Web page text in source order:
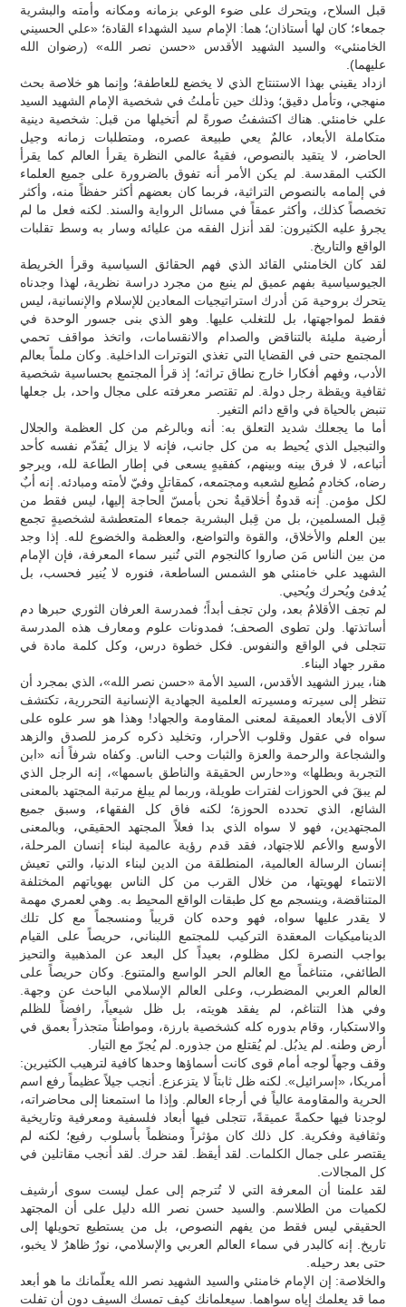
قبل السلاح، ويتحرك على ضوء الوعي بزمانه ومكانه وأمته والبشرية
جمعاء؛ كان لها أستاذان؛ هما: الإمام سيد الشهداء القادة؛ «علي الحسيني
الخامنئي» والسيد الشهيد الأقدس «حسن نصر الله» (رضوان الله
عليهما).
ازداد يقيني بهذا الاستنتاج الذي لا يخضع للعاطفة؛ وإنما هو خلاصة بحث
منهجي، وتأمل دقيق؛ وذلك حين تأملتُ في شخصية الإمام الشهيد السيد
علي خامنئي. هناك اكتشفتُ صورةً لم أتخيلها من قبل: شخصية دينية
متكاملة الأبعاد، عالمٌ يعي طبيعة عصره، ومتطلبات زمانه وجيل
الحاضر، لا يتقيد بالنصوص، فقيهٌ عالمي النظرة يقرأ العالم كما يقرأ
الكتب المقدسة. لم يكن الأمر أنه تفوق بالضرورة على جميع العلماء
في إلمامه بالنصوص التراثية، فربما كان بعضهم أكثر حفظاً منه، وأكثر
تخصصاً كذلك، وأكثر عمقاً في مسائل الرواية والسند. لكنه فعل ما لم
يجرؤ عليه الكثيرون: لقد أنزل الفقه من عليائه وسار به وسط تقلبات
الواقع والتاريخ.
لقد كان الخامنئي القائد الذي فهم الحقائق السياسية وقرأ الخريطة
الجيوسياسية بفهم عميق لم ينبع من مجرد دراسة نظرية، لهذا وجدناه
يتحرك بروحية مَن أدرك استراتيجيات المعادين للإسلام والإنسانية، ليس
فقط لمواجهتها، بل للتغلب عليها. وهو الذي بنى جسور الوحدة في
أرضية مليئة بالتناقض والصدام والانقسامات، واتخذ مواقف تحمي
المجتمع حتى في القضايا التي تغذي التوترات الداخلية. وكان ملماً بعالم
الأدب، وفهم أفكارا خارج نطاق تراثه؛ إذ قرأ المجتمع بحساسية شخصية
ثقافية ويقظة رجل دولة. لم تقتصر معرفته على مجال واحد، بل جعلها
تنبض بالحياة في واقع دائم التغير.
أما ما يجعلك شديد التعلق به: أنه وبالرغم من كل العظمة والجلال
والتبجيل الذي يُحيط به من كل جانب، فإنه لا يزال يُقدّم نفسه كأحد
أتباعه، لا فرق بينه وبينهم، كفقيهٍ يسعى في إطار الطاعة لله، ويرجو
رضاه، كخادمٍ مُطيع لشعبه ومجتمعه، كمقاتلٍ وفيّ لأمته ومبادئه. إنه أبٌ
لكل مؤمن. إنه قدوةٌ أخلاقيةٌ نحن بأمسّ الحاجة إليها، ليس فقط من
قِبل المسلمين، بل من قِبل البشرية جمعاء المتعطشة لشخصيةٍ تجمع
بين العلم والأخلاق، والقوة والتواضع، والعظمة والخضوع لله. إذا وجد
من بين الناس مَن صاروا كالنجوم التي تُنير سماء المعرفة، فإن الإمام
الشهيد علي خامنئي هو الشمس الساطعة، فنوره لا يُنير فحسب، بل
يُدفئ ويُحرك ويُحيي.
لم تجف الأقلامُ بعد، ولن تجف أبداً؛ فمدرسة العرفان الثوري حبرها دم
أساتذتها. ولن تطوى الصحف؛ فمدونات علوم ومعارف هذه المدرسة
تتجلى في الواقع والنفوس. فكل خطوة درس، وكل كلمة مادة في
مقرر جهاد البناء.
هنا، يبرز الشهيد الأقدس، السيد الأمة «حسن نصر الله»، الذي بمجرد أن
تنظر إلى سيرته ومسيرته العلمية الجهادية الإنسانية التحررية، تكتشف
آلاف الأبعاد العميقة لمعنى المقاومة والجهاد! وهذا هو سر علوه على
سواه في عقول وقلوب الأحرار، وتخليد ذكره كرمز للصدق والزهد
والشجاعة والرحمة والعزة والثبات وحب الناس. وكفاه شرفاً أنه «ابن
التجربة وبطلها» و«حارس الحقيقة والناطق باسمها»، إنه الرجل الذي
لم يبقَ في الحوزات لفترات طويلة، وربما لم يبلغ مرتبة المجتهد بالمعنى
الشائع، الذي تحدده الحوزة؛ لكنه فاق كل الفقهاء، وسبق جميع
المجتهدين، فهو لا سواه الذي بدا فعلاً المجتهد الحقيقي، وبالمعنى
الأوسع والأعم للاجتهاد، فقد قدم رؤية عالمية لبناء إنسان المرحلة،
إنسان الرسالة العالمية، المنطلقة من الدين لبناء الدنيا، والتي تعيش
الانتماء لهويتها، من خلال القرب من كل الناس بهوياتهم المختلفة
المتناقضة، وينسجم مع كل طبقات الواقع المحيط به. وهي لعمري مهمة
لا يقدر عليها سواه، فهو وحده كان قريباً ومنسجماً مع كل تلك
الديناميكيات المعقدة التركيب للمجتمع اللبناني، حريصاً على القيام
بواجب النصرة لكل مظلوم، بعيداً كل البعد عن المذهبية والتحيز
الطائفي، متناغماً مع العالم الحر الواسع والمتنوع. وكان حريصاً على
العالم العربي المضطرب، وعلى العالم الإسلامي الباحث عن وجهة.
وفي هذا التناغم، لم يفقد هويته، بل ظل شيعياً، رافضاً للظلم
والاستكبار، وقام بدوره كله كشخصية بارزة، ومواطناً متجذراً بعمق في
أرض وطنه. لم يذبُل. لم يُقتلع من جذوره. لم يُجرّ مع التيار.
وقف وجهاً لوجه أمام قوى كانت أسماؤها وحدها كافية لترهيب الكثيرين:
أمريكا، «إسرائيل». لكنه ظل ثابتاً لا يتزعزع. أنجب جيلاً عظيماً رفع اسم
الحرية والمقاومة عالياً في أرجاء العالم. وإذا ما استمعنا إلى محاضراته،
لوجدنا فيها حكمةً عميقةً، تتجلى فيها أبعاد فلسفية ومعرفية وتاريخية
وثقافية وفكرية. كل ذلك كان مؤثراً ومنظماً بأسلوب رفيع؛ لكنه لم
يقتصر على جمال الكلمات. لقد أيقظ. لقد حرك. لقد أنجب مقاتلين في
كل المجالات.
لقد علمنا أن المعرفة التي لا تُترجم إلى عمل ليست سوى أرشيف
لكميات من الطلاسم. والسيد حسن نصر الله دليل على أن المجتهد
الحقيقي ليس فقط من يفهم النصوص، بل من يستطيع تحويلها إلى
تاريخ. إنه كالبدر في سماء العالم العربي والإسلامي، نورٌ ظاهرٌ لا يخبو،
حتى بعد رحيله.
والخلاصة: إن الإمام خامنئي والسيد الشهيد نصر الله يعلّمانك ما هو أبعد
مما قد يعلمك إياه سواهما. سيعلمانك كيف تمسك السيف دون أن تفلت